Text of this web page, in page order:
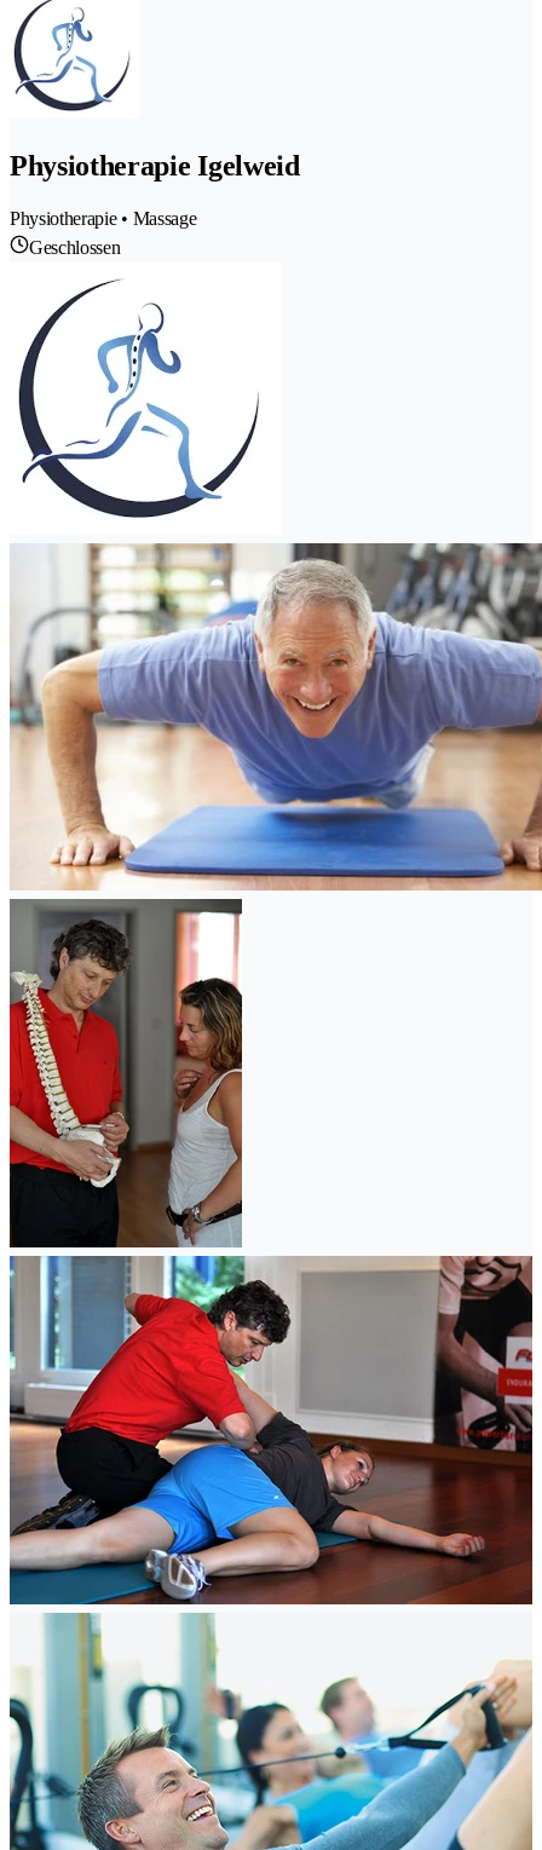
Physiotherapie Igelweid
Physiotherapie • Massage
Geschlossen